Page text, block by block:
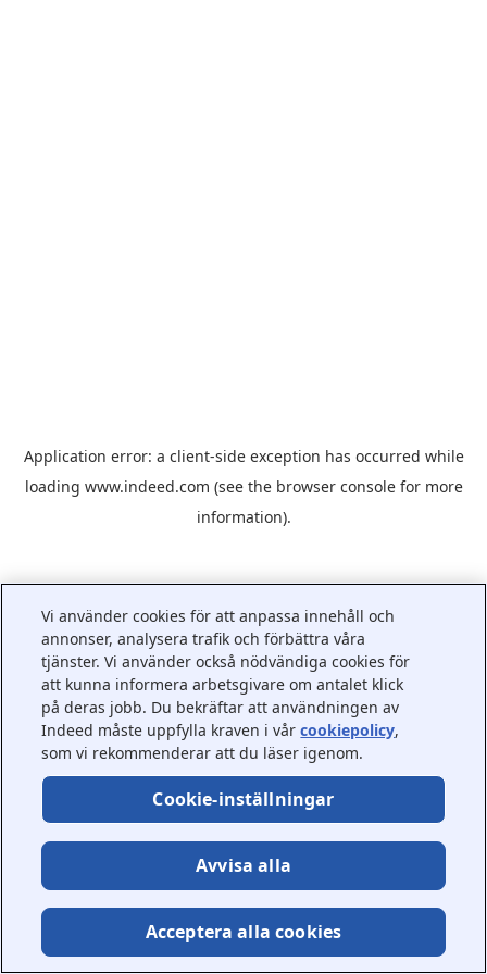
Application error: a client-side exception has occurred while
loading www.indeed.com (see the browser consolefor more
information).
Vi använder cookies för att anpassa innehåll och
annonser, analysera trafik och förbättra våra
tjänster. Vi använder också nödvändiga cookies för
att kunna informera arbetsgivare om antalet klick
på deras jobb. Du bekräftar att användningen av
Indeed måste uppfylla kraven i vårcookiepolicy,
som vi rekommenderar att du läser igenom.
Cookie-inställningar
Avvisa alla
Acceptera alla cookies